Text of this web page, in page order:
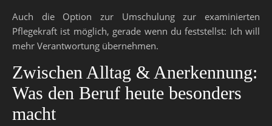
Auch die Option zur Umschulung zur examinierten
Pflegekraft ist möglich, gerade wenn du feststellst: Ich will
mehr Verantwortung übernehmen.
Zwischen Alltag & Anerkennung:
Was den Beruf heute besonders
macht